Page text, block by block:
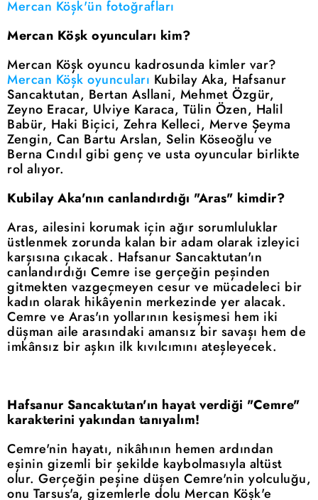
Mercan Köşk'ün fotoğrafları
Mercan Köşk oyuncuları kim?
Mercan Köşk oyuncu kadrosunda kimler var?
Mercan Köşk oyuncuları Kubilay Aka, Hafsanur
Sancaktutan, Bertan Asllani, Mehmet Özgür,
Zeyno Eracar, Ulviye Karaca, Tülin Özen, Halil
Babür, Haki Biçici, Zehra Kelleci, Merve Şeyma
Zengin, Can Bartu Arslan, Selin Köseoğlu ve
Berna Cındıl gibi genç ve usta oyuncular birlikte
rol alıyor.
Kubilay Aka'nın canlandırdığı "Aras" kimdir?
Aras, ailesini korumak için ağır sorumluluklar
üstlenmek zorunda kalan bir adam olarak izleyici
karşısına çıkacak. Hafsanur Sancaktutan'ın
canlandırdığı Cemre ise gerçeğin peşinden
gitmekten vazgeçmeyen cesur ve mücadeleci bir
kadın olarak hikâyenin merkezinde yer alacak.
Cemre ve Aras'ın yollarının kesişmesi hem iki
düşman aile arasındaki amansız bir savaşı hem de
imkânsız bir aşkın ilk kıvılcımını ateşleyecek.
Hafsanur Sancaktutan'ın hayat verdiği "Cemre"
karakterini yakından tanıyalım!
Cemre'nin hayatı, nikâhının hemen ardından
eşinin gizemli bir şekilde kaybolmasıyla altüst
olur. Gerçeğin peşine düşen Cemre'nin yolculuğu,
onu Tarsus'a, gizemlerle dolu Mercan Köşk'e